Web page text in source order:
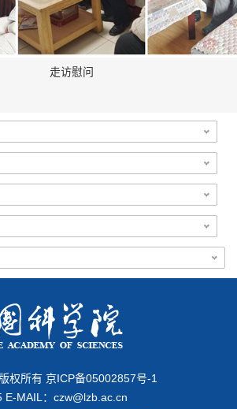
走访慰问
权所有 京ICP备05002857号-1
MAIL： czw@lzb.ac.cn